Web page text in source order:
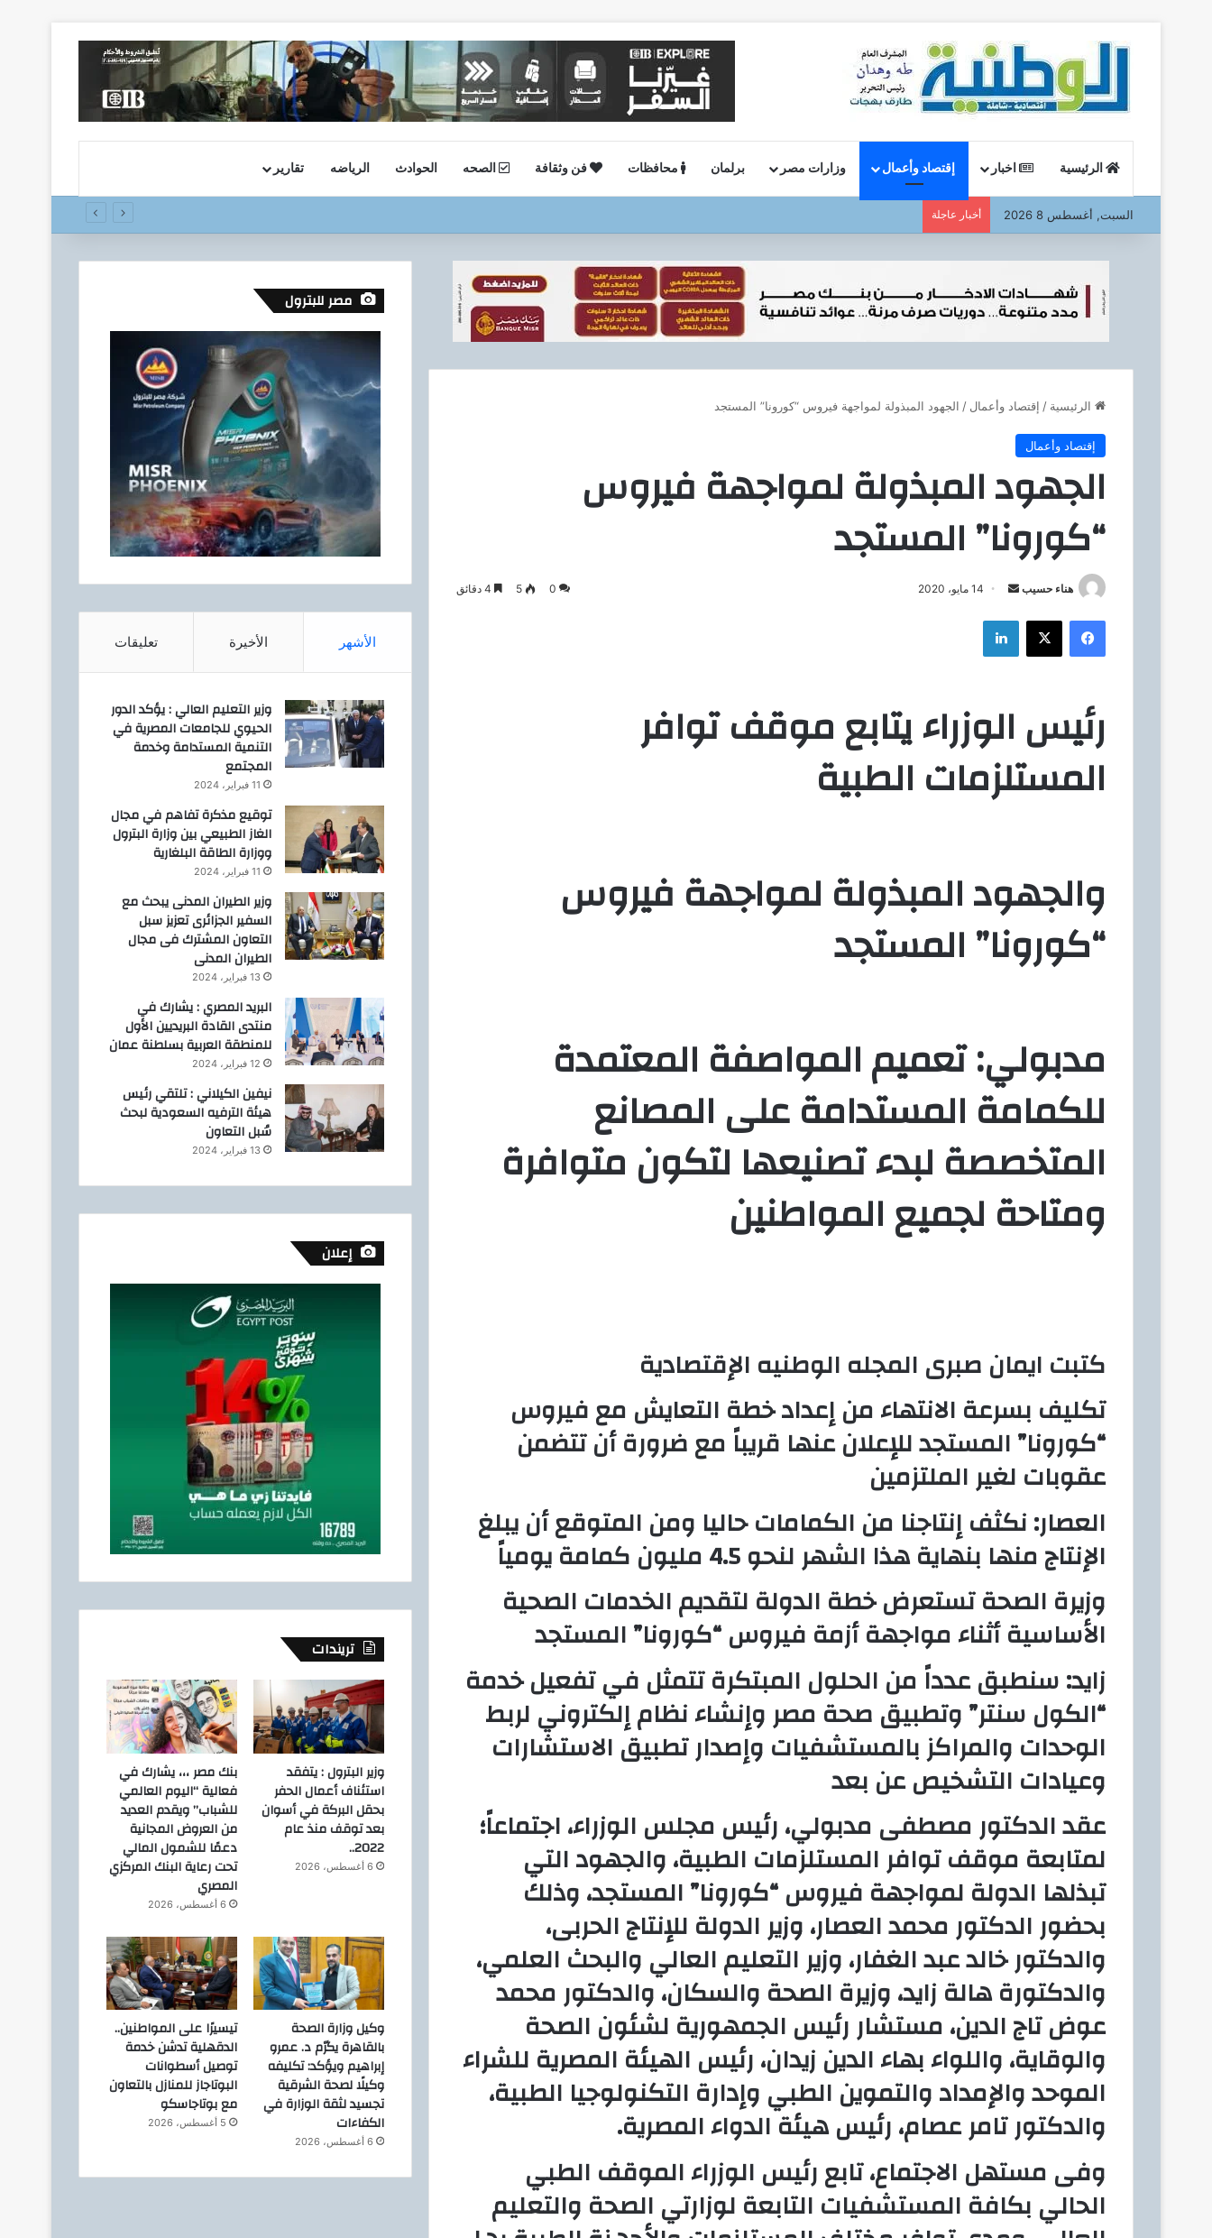
الرئيسية اخبار إقتصاد وأعمال وزارات مصر برلمان محافظات فن وثقافة الصحه الحوادث الرياضه تقارير
السبت, أغسطس 8 2026 أخبار عاجلة
الرئيسية / إقتصاد وأعمال / الجهود المبذولة لمواجهة فيروس “كورونا” المستجد
إقتصاد وأعمال
الجهود المبذولة لمواجهة فيروس
“كورونا” المستجد
هناء حسيب
س
ل
د
ا
إ
و
ن
ي
ا
14 مايو، 2020 0
5
فيسبوك
رئيس الوزراء يتابع موقف توافر
المستلزمات الطبية
والجهود المبذولة لمواجهة فيروس
“كورونا” المستجد
مدبولي: تعميم المواصفة المعتمدة
للكمامة المستدامة على المصانع
المتخصصة لبدء تصنيعها لتكون متوافرة
ومتاحة لجميع المواطنين
كتبت ايمان صبرى المجله الوطنيه الإقتصادية
تكليف بسرعة الانتهاء من إعداد خطة التعايش مع فيروس
“كورونا” المستجد للإعلان عنها قريباً مع ضرورة أن تتضمن
عقوبات لغير الملتزمين
العصار: نكثف إنتاجنا من الكمامات حاليا ومن المتوقع أن يبلغ
الإنتاج منها بنهاية هذا الشهر لنحو 4.5 مليون كمامة يومياً
وزيرة الصحة تستعرض خطة الدولة لتقديم الخدمات الصحية
الأساسية أثناء مواجهة أزمة فيروس “كورونا” المستجد
زايد: سنطبق عدداً من الحلول المبتكرة تتمثل في تفعيل خدمة
“الكول سنتر” وتطبيق صحة مصر وإنشاء نظام إلكتروني لربط
الوحدات والمراكز بالمستشفيات وإصدار تطبيق الاستشارات
وعيادات التشخيص عن بعد
عقد الدكتور مصطفى مدبولي، رئيس مجلس الوزراء، اجتماعاً؛
لمتابعة موقف توافر المستلزمات الطبية، والجهود التي
تبذلها الدولة لمواجهة فيروس “كورونا” المستجد، وذلك
بحضور الدكتور محمد العصار، وزير الدولة للإنتاج الحربى،
والدكتور خالد عبد الغفار، وزير التعليم العالي والبحث العلمي،
والدكتورة هالة زايد، وزيرة الصحة والسكان، والدكتور محمد
عوض تاج الدين، مستشار رئيس الجمهورية لشئون الصحة
والوقاية، واللواء بهاء الدين زيدان، رئيس الهيئة المصرية للشراء
الموحد والإمداد والتموين الطبي وإدارة التكنولوجيا الطبية،
والدكتور تامر عصام، رئيس هيئة الدواء المصرية.
وفى مستهل الاجتماع، تابع رئيس الوزراء الموقف الطبي
الحالي بكافة المستشفيات التابعة لوزارتي الصحة والتعليم
مصر للبترول
الأشهر الأخيرة تعليقات
وزير التعليم العالي : يؤكد الدور
الحيوي للجامعات المصرية في
التنمية المستدامة وخدمة
المجتمع
11 فبراير، 2024
توقيع مذكرة تفاهم في مجال
الغاز الطبيعي بين وزارة البترول
ووزارة الطاقة البلغارية
11 فبراير، 2024
وزير الطيران المدنى يبحث مع
السفير الجزائرى تعزيز سبل
التعاون المشترك فى مجال
الطيران المدنى
13 فبراير، 2024
البريد المصري : يشارك في
منتدى القادة البريديين الأول
للمنطقة العربية بسلطنة عمان
12 فبراير، 2024
نيفين الكيلاني : تلتقي رئيس
هيئة الترفيه السعودية لبحث
سُبل التعاون
13 فبراير، 2024
إعلان
تريندات
وزير البترول : يتفقد
استئناف أعمال الحفر
بحقل البركة في أسوان
بعد توقف منذ عام
2022..
6 أغسطس، 2026
بنك مصر ،،، يشارك في
فعالية “اليوم العالمي
للشباب” ويقدم العديد
من العروض المجانية
دعمًا للشمول المالي
تحت رعاية البنك المركزي
المصري
6 أغسطس، 2026
وكيل وزارة الصحة
بالقاهرة يكرّم د. عمرو
إبراهيم ويؤكد: تكليفه
وكيلًا لصحة الشرقية
تجسيد لثقة الوزارة في
الكفاءات
6 أغسطس، 2026
تيسيرًا على المواطنين..
الدقهلية تدشن خدمة
توصيل أسطوانات
البوتاجاز للمنازل بالتعاون
مع بوتاجاسكو
5 أغسطس، 2026